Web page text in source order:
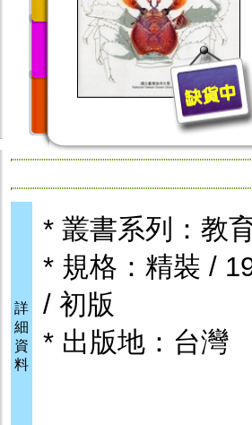
詳
細
資
料
* 叢書系列：教
* 規格：精裝 /
/ 初版
* 出版地：台灣